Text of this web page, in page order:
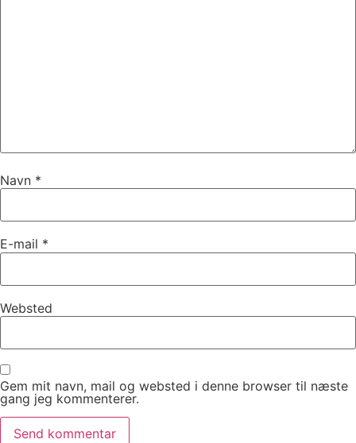
Navn *
E-mail *
Websted
Gem mit navn, mail og websted i denne browser til næste
gang jeg kommenterer.